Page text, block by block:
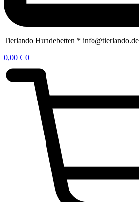
Tierlando Hundebetten * info@tierlando.de
0,00 € 0